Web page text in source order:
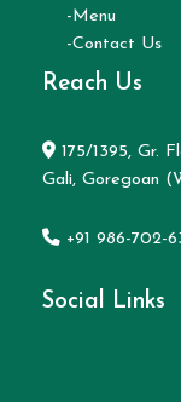
-Menu
-Contact Us
Reach Us
175/1395, Gr.
Gali, Goregoan
+91 986-702-
Social Links